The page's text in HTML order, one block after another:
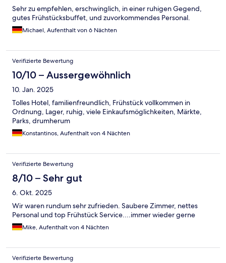
Sehr zu empfehlen, erschwinglich, in einer ruhigen Gegend,
gutes Frühstücksbuffet, und zuvorkommendes Personal.
Michael, Aufenthalt von 6 Nächten
Verifizierte Bewertung
10/10 – Aussergewöhnlich
10. Jan. 2025
Tolles Hotel, familienfreundlich, Frühstück vollkommen in
Ordnung, Lager, ruhig, viele Einkaufsmöglichkeiten, Märkte,
Parks, drumherum
Konstantinos, Aufenthalt von 4 Nächten
Verifizierte Bewertung
8/10 – Sehr gut
6. Okt. 2025
Wir waren rundum sehr zufrieden. Saubere Zimmer, nettes
Personal und top Frühstück Service....immer wieder gerne
Mike, Aufenthalt von 4 Nächten
Verifizierte Bewertung